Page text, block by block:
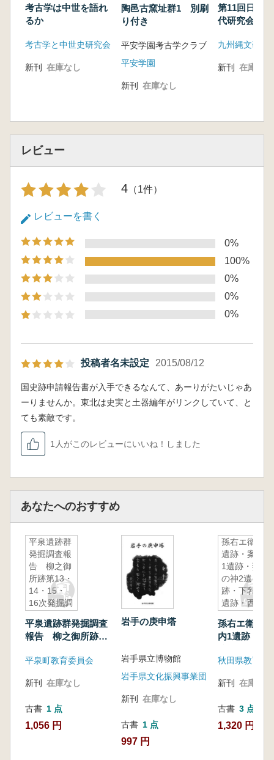
考古学は中世を語れ
るか
考古学と中世史研究会
新刊 在庫なし
陶邑古窯址群1 別刷
り付き
平安学園考古学クラブ
平安学園
新刊 在庫なし
第11回日韓
代研究会発
新刊 在庫なし
レビュー
4 （1件）
レビューを書く
0%
100%
0%
0%
0%
投稿者名未設定 2015/08/12
国史跡申請報告書が入手できるなんて、あーりがたいじゃあ
ーりませんか。東北は史実と土器編年がリンクしていて、と
ても素敵です。
1人がこのレビューにいいね！しました
あなたへのおすすめ
平泉遺跡群
発掘調査報
告 柳之御
所跡第13・
14・15・
16次発掘調
平泉遺跡群発掘調査
報告 柳之御所跡第
掘調査概報
平泉町教育委員会
新刊 在庫なし
古書 1 点
1,056 円
岩手の庚申塔
岩手県立博物館
岩手県文化振興事業団
新刊 在庫なし
古書 1 点
997 円
孫右エ衛門
遺跡・案内
1遺跡・妻
の神2遺
跡・下乳牛
遺跡・西町
町2遺跡
孫右エ衛門
内1遺跡・妻
町1遺跡・西
新刊 在庫なし
古書 3 点
1,320 円~